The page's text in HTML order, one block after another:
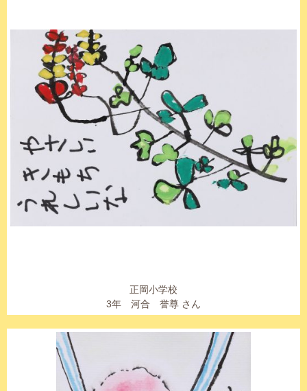
正岡小学校
3年 河合 誉尊 さん